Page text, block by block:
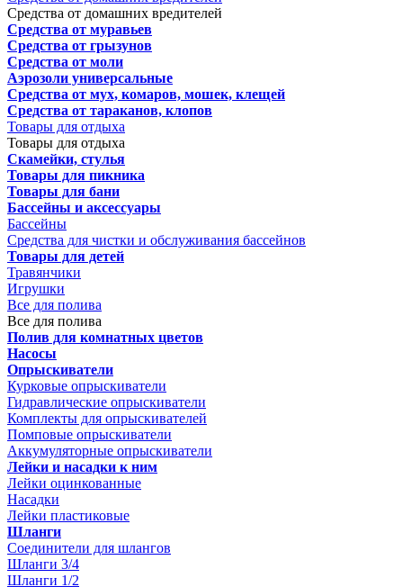
Средства от домашних вредителей
Средства от муравьев
Средства от грызунов
Средства от моли
Аэрозоли универсальные
Средства от мух, комаров, мошек, клещей
Средства от тараканов, клопов
Товары для отдыха
Товары для отдыха
Скамейки, стулья
Товары для пикника
Товары для бани
Бассейны и аксессуары
Бассейны
Средства для чистки и обслуживания бассейнов
Товары для детей
Травянчики
Игрушки
Все для полива
Все для полива
Полив для комнатных цветов
Насосы
Опрыскиватели
Курковые опрыскиватели
Гидравлические опрыскиватели
Комплекты для опрыскивателей
Помповые опрыскиватели
Аккумуляторные опрыскиватели
Лейки и насадки к ним
Лейки оцинкованные
Насадки
Лейки пластиковые
Шланги
Соединители для шлангов
Шланги 3/4
Шланги 1/2